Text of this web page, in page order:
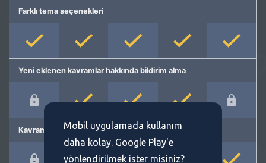
Farklı tema seçenekleri
Yeni eklenen kavramlar hakkında bildirim alma
Kavram önermeMobil uygulamada kullanım
daha kolay. Google Play'e
yönlendirilmek ister misiniz?